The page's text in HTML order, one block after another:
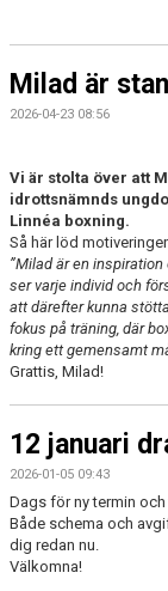
Milad är
2026-04-23 08:56
Vi är stolta över att
idrottsnämnds
Linnéa boxning.
Så här löd
”Milad är en
ser varje individ och
att därefter kunna
fokus på träning, där
kring ett gemensamt
Grattis, Milad!
12 januari
2026-01-05 09:43
Dags för ny termin och
Både schema och
dig redan nu.
Välkomna!